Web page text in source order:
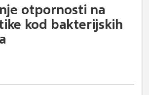
otpornosti na
kod bakterijskih